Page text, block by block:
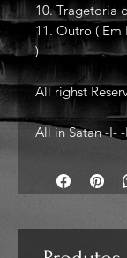
10. Tragetoria
11. Outro ( Em
)
All righst
All in Satan -I-